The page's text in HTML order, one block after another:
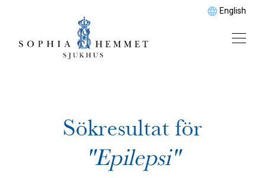
English
Sökresultat för
"Epilepsi"